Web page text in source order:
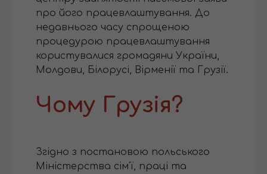
про його працевлаштування. До
недавнього часу спрощеною
процедурою працевлаштування
користувалися громадяни України,
Молдови, Білорусі, Вірменії та Грузії.
Чому Грузія?
Згідно з постановою польського
Міністерства сім'ї, праці та